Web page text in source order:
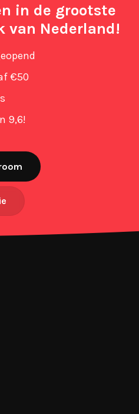
in de grootste
van Nederland!
€50
9,6!